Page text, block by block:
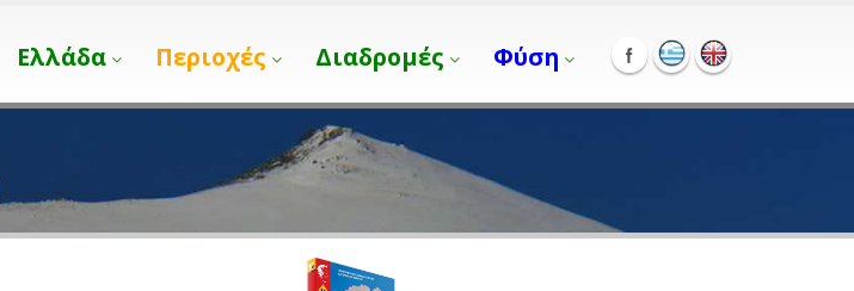
Ελλάδα Περιοχές Διαδρομές Φύση